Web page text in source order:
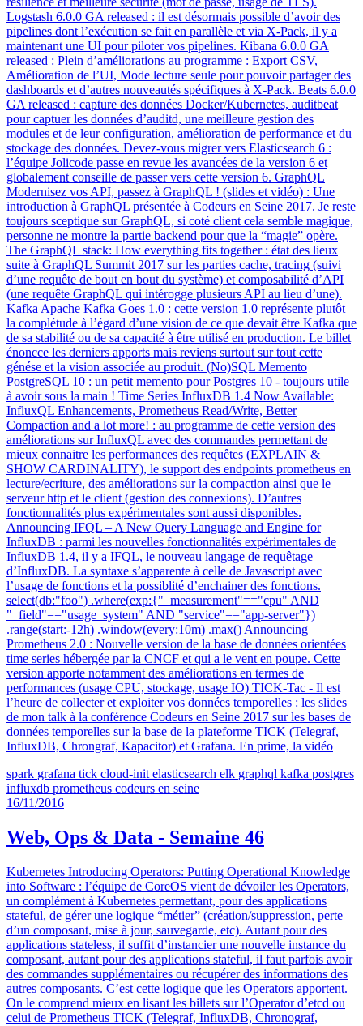
Logstash 6.0.0 GA released : il est désormais possible d’avoir des
pipelines dont l’exécution se fait en parallèle et via X-Pack, il y a
maintenant une UI pour piloter vos pipelines. Kibana 6.0.0 GA
released : Plein d’améliorations au programme : Export CSV,
Amélioration de l’UI, Mode lecture seule pour pouvoir partager des
dashboards et d’autres nouveautés spécifiques à X-Pack. Beats 6.0.0
GA released : capture des données Docker/Kubernetes, auditbeat
pour captuer les données d’auditd, une meilleure gestion des
modules et de leur configuration, amélioration de performance et du
stockage des données. Devez-vous migrer vers Elasticsearch 6 :
l’équipe Jolicode passe en revue les avancées de la version 6 et
globalement conseille de passer vers cette version 6. GraphQL
Modernisez vos API, passez à GraphQL ! (slides et vidéo) : Une
introduction à GraphQL présentée à Codeurs en Seine 2017. Je reste
toujours sceptique sur GraphQL, si coté client cela semble magique,
personne ne montre la partie backend pour que la “magie” opère.
The GraphQL stack: How everything fits together : état des lieux
suite à GraphQL Summit 2017 sur les parties cache, tracing (suivi
d’une requête de bout en bout du système) et composabilité d’API
(une requête GraphQL qui intérogge plusieurs API au lieu d’une).
Kafka Apache Kafka Goes 1.0 : cette version 1.0 représente plutôt
la complétude à l’égard d’une vision de ce que devait être Kafka que
de sa stabilité ou de sa capacité à être utilisé en production. Le billet
énoncce les derniers apports mais reviens surtout sur tout cette
génése et la vision associée au produit. (No)SQL Memento
PostgreSQL 10 : un petit memento pour Postgres 10 - toujours utile
à avoir sous la main ! Time Series InfluxDB 1.4 Now Available:
InfluxQL Enhancements, Prometheus Read/Write, Better
Compaction and a lot more! : au programme de cette version des
améliorations sur InfluxQL avec des commandes permettant de
mieux connaitre les performances des requêtes (EXPLAIN &
SHOW CARDINALITY), le support des endpoints prometheus en
lecture/ecriture, des améliorations sur la compaction ainsi que le
serveur http et le client (gestion des connexions). D’autres
fonctionnalités plus expérimentales sont aussi disponibles.
Announcing IFQL – A New Query Language and Engine for
InfluxDB : parmi les nouvelles fonctionnalités expérimentales de
InfluxDB 1.4, il y a IFQL, le nouveau langage de requêtage
d’InfluxDB. La syntaxe s’apparente à celle de Javascript avec
l’usage de fonctions et la possiblité d’enchainer des fonctions.
select(db:"foo") .where(exp:{"_measurement"=="cpu" AND
"_field"=="usage_system" AND "service"=="app-server"})
.range(start:-12h) .window(every:10m) .max() Announcing
Prometheus 2.0 : Nouvelle version de la base de données orientées
time series hébergée par la CNCF et qui a le vent en poupe. Cette
version apporte notamment des améliorations en termes de
performances (usage CPU, stockage, usage IO) TICK-Tac - Il est
l’heure de collecter et exploiter vos données temporelles : les slides
de mon talk à la conférence Codeurs en Seine 2017 sur les bases de
données temporelles sur la base de la plateforme TICK (Telegraf,
InfluxDB, Chrongraf, Kapacitor) et Grafana. En prime, la vidéo
spark grafana tick cloud-init elasticsearch elk graphql kafka postgres
influxdb prometheus codeurs en seine
16/11/2016
Web, Ops & Data - Semaine 46
Kubernetes Introducing Operators: Putting Operational Knowledge
into Software : l’équipe de CoreOS vient de dévoiler les Operators,
un complément à Kubernetes permettant, pour des applications
stateful, de gérer une logique “métier” (création/suppression, perte
d’un composant, mise à jour, sauvegarde, etc). Autant pour des
applications stateless, il suffit d’instancier une nouvelle instance du
composant, autant pour des applications stateful, il faut parfois avoir
des commandes supplémentaires ou récupérer des informations des
autres composants. C’est cette logique que les Operators apportent.
On le comprend mieux en lisant les billets sur l’Operator d’etcd ou
celui de Prometheus TICK (Telegraf, InfluxDB, Chronograf,